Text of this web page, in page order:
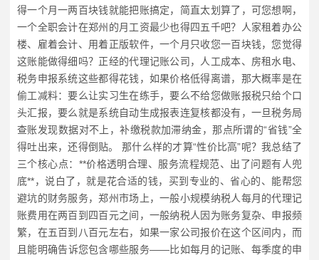
得一个月一两百块钱就能把账搞定，简直太划算了，可您想啊，
一个全职会计在郑州的月工资最少也得四五千吧？人家租着办公
楼、雇着会计、用着正版软件，一个月只收您一百块钱，您觉得
这账能做得细吗？正经的代理记账公司，人工成本、房租水电、
税务申报系统这些都得花钱，如果价格低得离谱，那大概率是在
偷工减料：要么让实习生在练手，要么不给您做账报税只给个口
头汇报，要么就是系统自动生成报表连复核都没有，一旦税务局
查账发现数据对不上，补缴税款加滞纳金，那点所谓的“省钱”全
得吐出来，还得倒贴。 那什么样的才算“性价比高”呢？我总结了
三个核心点：**价格透明合理、服务流程规范、出了问题有人兜
底**，说白了，就是花合适的钱，买到专业的、省心的、能帮您
避坑的财务服务，郑州市场上，一般小规模纳税人每月的代理记
账费用在两百到四百元之间，一般纳税人因为账务复杂、申报频
繁，在五百到八百元左右，如果一家公司报价在这个区间内，而
且能明确告诉您包含哪些服务——比如每月的记账、每季度的申